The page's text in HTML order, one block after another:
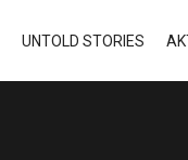
UNTOLD STORIES